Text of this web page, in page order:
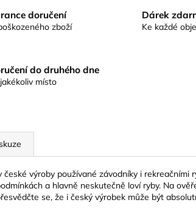
doručení
zboží
Dárek
Ke každé
do druhého dne
místo
české výroby používané závodníky i
a hlavně neskutečně loví ryby. Na
se, že i český výrobek může být